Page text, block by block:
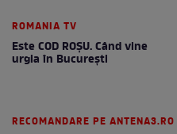
ROMANIA TV
Este COD ROŞU. Când vine
urgia în Bucureşti
RECOMANDARE PE ANTENA3.RO